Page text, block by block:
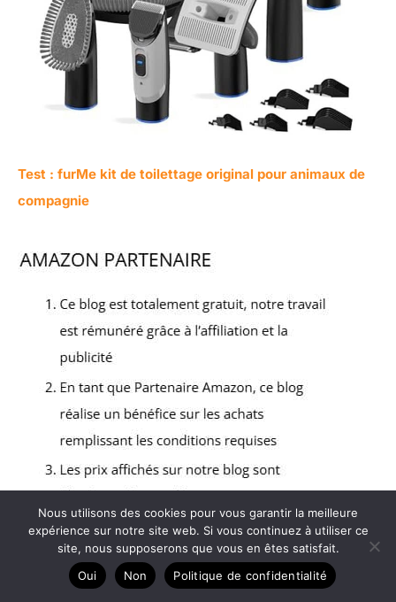
Test : furMe kit de toilettage original pour animaux de
compagnie
Copyright © 2026 Un panier pour mon chien - Partenaire
Nous utilisons des cookies pour vous garantir la meilleure
expérience sur notre site web. Si vous continuez à utiliser ce
site, nous supposerons que vous en êtes satisfait.
Oui
Non Politique de confidentialité